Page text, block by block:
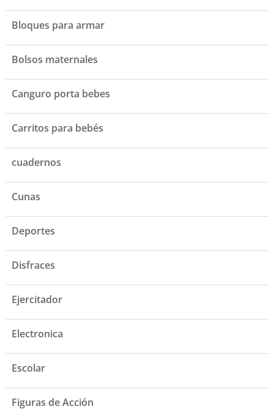
Bloques para armar
Bolsos maternales
Canguro porta bebes
Carritos para bebés
cuadernos
Cunas
Deportes
Disfraces
Ejercitador
Electronica
Escolar
Figuras de Acción